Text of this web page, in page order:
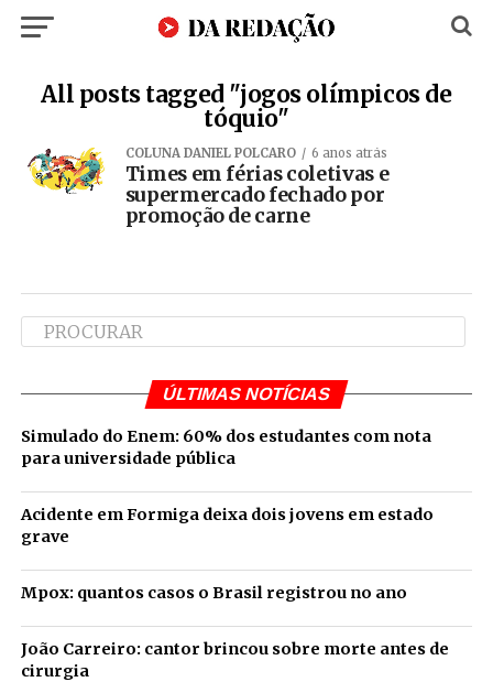
All posts tagged "jogos olímpicos de
tóquio"
COLUNA DANIEL POLCARO 6 anos atrás
Times em férias coletivas e
supermercado fechado por
promoção de carne
ÚLTIMAS NOTÍCIAS
Simulado do Enem: 60% dos estudantes com nota
para universidade pública
Acidente em Formiga deixa dois jovens em estado
grave
Mpox: quantos casos o Brasil registrou no ano
João Carreiro: cantor brincou sobre morte antes de
cirurgia